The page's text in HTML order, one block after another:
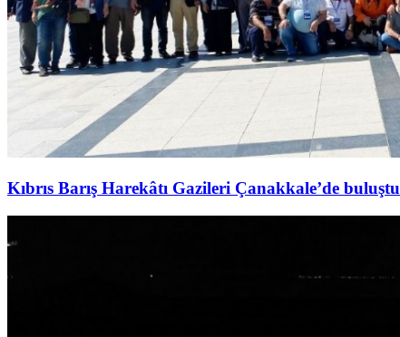
Kıbrıs Barış Harekâtı Gazileri Çanakkale’de buluştu